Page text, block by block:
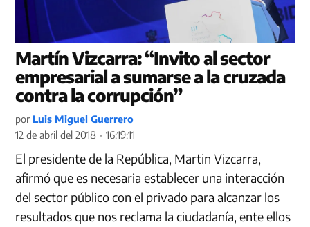
Martín Vizcarra: “Invito al sector
empresarial a sumarse a la cruzada
contra la corrupción”
por Luis Miguel Guerrero
12 de abril del 2018 - 16:19:11
El presidente de la República, Martin Vizcarra,
afirmó que es necesaria establecer una interacción
del sector público con el privado para alcanzar los
resultados que nos reclama la ciudadanía, ente ellos